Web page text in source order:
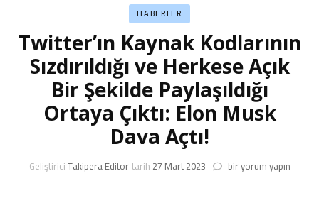
HABERLER
Twitter’ın Kaynak Kodlarının
Sızdırıldığı ve Herkese Açık
Bir Şekilde Paylaşıldığı
Ortaya Çıktı: Elon Musk
Dava Açtı!
GeliştiriciTakipera Editortarih 27 Mart 2023 Twitter’ın
bir yorum yapın